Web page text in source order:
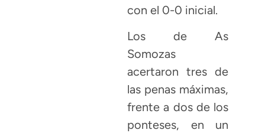
con el 0-0 inicial.
Los de As
Somozas
acertaron tres de
las penas máximas,
frente a dos de los
ponteses, en un